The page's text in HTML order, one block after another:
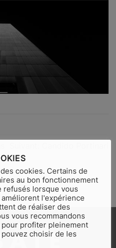
cookies. Certains de
au bon fonctionnement
refusés lorsque vous
l'expérience
de réaliser des
vous recommandons
profiter pleinement
choisir de les